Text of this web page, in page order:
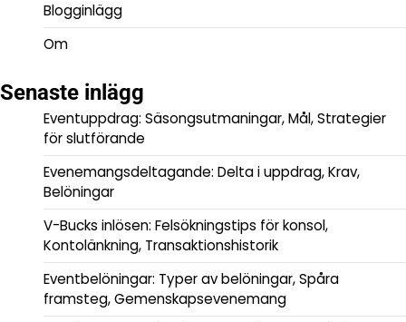
Blogginlägg
Om
Senaste inlägg
Eventuppdrag: Säsongsutmaningar, Mål, Strategier
för slutförande
Evenemangsdeltagande: Delta i uppdrag, Krav,
Belöningar
V-Bucks inlösen: Felsökningstips för konsol,
Kontolänkning, Transaktionshistorik
Eventbelöningar: Typer av belöningar, Spåra
framsteg, Gemenskapsevenemang